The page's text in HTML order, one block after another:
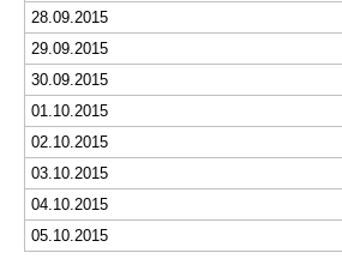
28.09.2015
29.09.2015
30.09.2015
01.10.2015
02.10.2015
03.10.2015
04.10.2015
05.10.2015